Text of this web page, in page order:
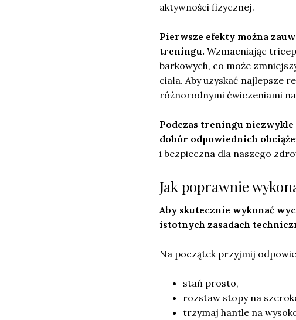
aktywności fizycznej.
Pierwsze efekty można
treningu. Wzmacniając
barkowych, co może
ciała. Aby uzyskać najlepsze
różnorodnymi ćwiczeniami
Podczas treningu
dobór odpowiednich
i bezpieczna dla naszego
Jak poprawnie
Aby skutecznie wykonać
istotnych zasadach
Na początek przyjmij
stań prosto,
rozstaw stopy na
trzymaj hantle na